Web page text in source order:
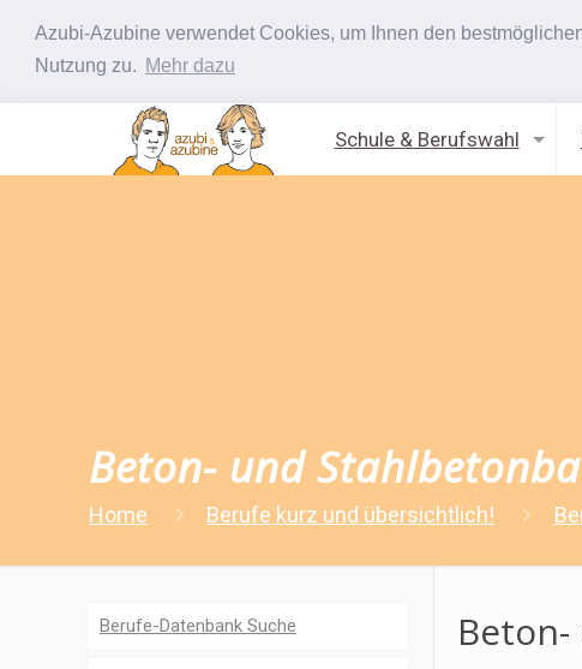
Azubi-Azubine verwendet Cookies, um Ihnen den
Nutzung zu. Mehr dazu
Schule & Berufswahl
Beton- und
Home Berufe kurz und übersichtlich!
Berufe-Datenbank Suche